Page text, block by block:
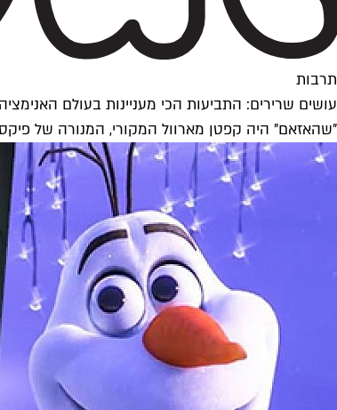
תרבות
עושים שרירים: התביעות הכי מעניינות בעולם האנימציה
"שהאזאם" היה קפטן מארוול המקורי, המנורה של